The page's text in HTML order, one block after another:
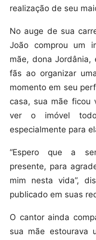
realização de seu
No auge de sua
João comprou um
mãe, dona Jordânia,
fãs ao organizar
momento em seu
casa, sua mãe ficou
ver o imóvel
especialmente para
“Espero que a
presente, para
mim nesta vida”,
publicado em suas
O cantor ainda
sua mãe estourava